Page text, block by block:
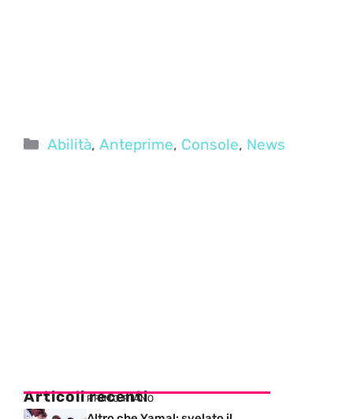
Categorie
Abilità,Anteprime, Console, News
Articoli recenti
PRIMO PIANO